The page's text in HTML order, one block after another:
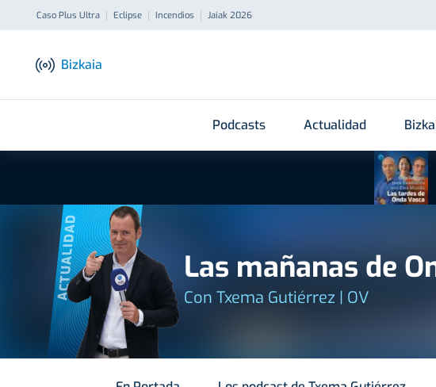
Caso Plus Ultra Eclipse Incendios Jaiak 2026
Bizkaia
Podcasts Actualidad
ACTUALIDAD Las mañanas de
Con Txema Gutiérrez | OV